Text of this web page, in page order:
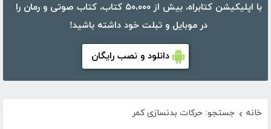
با اپلیکیشن کتابراه، بیش از ۵۰،۰۰۰ کتاب، کتاب صوتی و رمان را
در موبایل و تبلت خود داشته باشید!
دانلود و نصب رایگان
خانه › جستجو: حرکات بدنسازی کمر